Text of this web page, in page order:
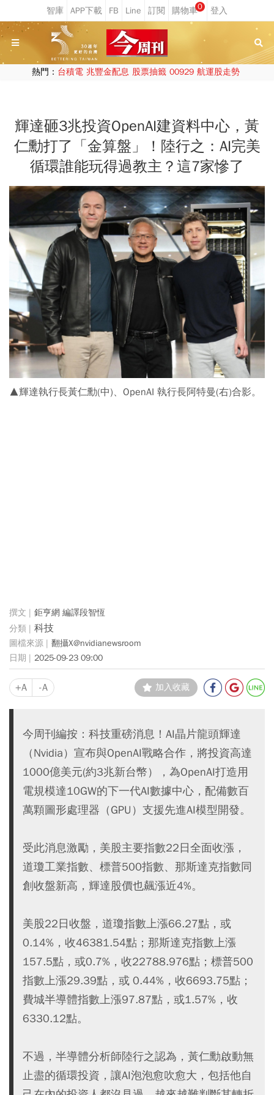
0
熱門： 台積電 兆豐金配息 股票抽籤 00929 航運股走勢
輝達砸3兆投資OpenAI建資料中心，黃
仁勳打了「金算盤」！陸行之：AI完美
循環誰能玩得過教主？這7家慘了
▲輝達執行長黃仁勳(中)、OpenAI 執行長阿特曼(右)合影。
鉅亨網 編譯段智恆
科技
翻攝X@nvidianewsroom
2025-09-23 09:00
+A -A 加入收藏
今周刊編按：科技重磅消息！AI晶片龍頭輝達
（Nvidia）宣布與OpenAI戰略合作，將投資高達
1000億美元(約3兆新台幣），為OpenAI打造用
電規模達10GW的下一代AI數據中心，配備數百
萬顆圖形處理器（GPU）支援先進AI模型開發。
受此消息激勵，美股主要指數22日全面收漲，
道瓊工業指數、標普500指數、那斯達克指數同
創收盤新高，輝達股價也飆漲近4%。
美股22日收盤，道瓊指數上漲66.27點，或
0.14%，收46381.54點；那斯達克指數上漲
157.5點，或0.7%，收22788.976點；標普500
指數上漲29.39點，或 0.44%，收6693.75點；
費城半導體指數上漲97.87點，或1.57%，收
6330.12點。
不過，半導體分析師陸行之認為，黃仁勳啟動無
止盡的循環投資，讓AI泡泡愈吹愈大，包括他自